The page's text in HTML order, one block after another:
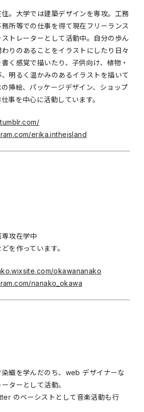
。大学では建築デザインを専攻。工務
所等での仕事を得て現在フリーランス
トレーターとして活動中。自分の歩ん
りのあることをイラストにしたり日々
く感覚で描いたり、子供向け、植物・
明るく温かみのあるイラストを描いて
挿絵、パッケージデザイン、ショップ
事を中心に活動しています。
erika.intheisland
攻在学中
を作っています。
okawananako
nanako_okawa
織を学んだのち、web デザイナーな
ターとして活動。
のベーシストとして音楽活動も行